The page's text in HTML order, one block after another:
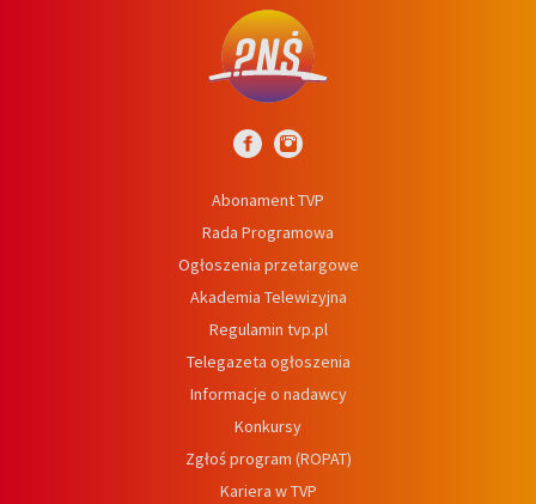
Abonament TVP
Rada Programowa
Ogłoszenia przetargowe
Akademia Telewizyjna
Regulamin tvp.pl
Telegazeta ogłoszenia
Informacje o nadawcy
Konkursy
Zgłoś program (ROPAT)
Kariera w TVP